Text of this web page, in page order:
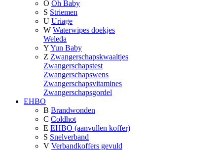
O Oh Baby
S Striemen
U Uriage
W Waterwipes doekjes
Weleda
YYun Baby
Z Zwangerschapskwaaltjes
Zwangerschapstest
Zwangerschapswens
Zwangerschapsvitamines
Zwangerschapsgordel
EHBO
B Brandwonden
C Coldhot
E EHBO (aanvullen koffer)
S Snelverband
V Verbandkoffers gevuld